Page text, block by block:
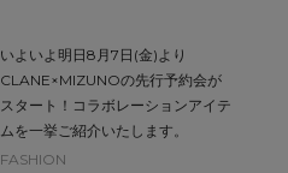
いよいよ明日8月7日(金)より
CLANE×MIZUNOの先行予約会が
スタート！コラボレーションアイテ
ムを一挙ご紹介いたします。
FASHION